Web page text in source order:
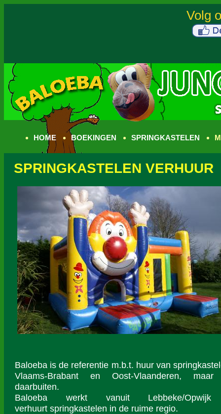
HOME BOEKINGEN SPRINGKASTELEN
SPRINGKASTELEN VERHUUR
Baloeba is de referentie m.b.t. huur van
Vlaams-Brabant en Oost-Vlaanderen,
daarbuiten.
Baloeba werkt vanuit Lebbeke/
verhuurt springkastelen in de ruime regio.